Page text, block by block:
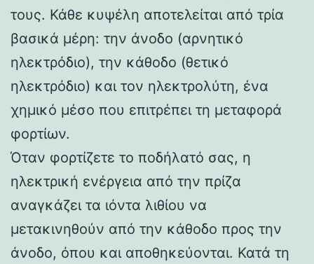
τους. Κάθε κυψέλη αποτελείται από τρία
βασικά μέρη: την άνοδο (αρνητικό
ηλεκτρόδιο), την κάθοδο (θετικό
ηλεκτρόδιο) και τον ηλεκτρολύτη, ένα
χημικό μέσο που επιτρέπει τη μεταφορά
φορτίων.
Όταν φορτίζετε το ποδήλατό σας, η
ηλεκτρική ενέργεια από την πρίζα
αναγκάζει τα ιόντα λιθίου να
μετακινηθούν από την κάθοδο προς την
άνοδο, όπου και αποθηκεύονται. Κατά τη